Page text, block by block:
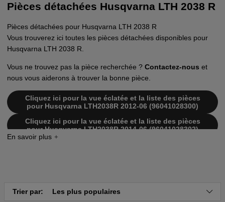
Pièces détachées Husqvarna LTH 2038 R
Pièces détachées pour Husqvarna LTH 2038 R
Vous trouverez ici toutes les pièces détachées disponibles pour
Husqvarna LTH 2038 R.
Vous ne trouvez pas la pièce recherchée ? Contactez-nous et
nous vous aiderons à trouver la bonne pièce.
Cliquez ici pour la vue éclatée et la liste des pièces
pour Husqvarna LTH2038R 2012-06 (96041028300)
Cliquez ici pour la vue éclatée et la liste des pièces
pour Husqvarna LTH2038R 2014-06 (96041028302)
Cliquez ici pour la vue éclatée et la liste des pièces
Trier par: Les plus populaires